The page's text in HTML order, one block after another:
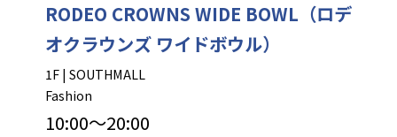
RODEO CROWNS WIDE BOWL（ロデ
オクラウンズ ワイドボウル）
1F | SOUTHMALL
Fashion
10:00～20:00